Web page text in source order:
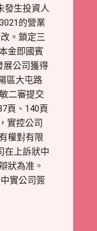
發生投資人
的營業
。鎖定三
金即國賓
展公司獲得
區大屯路
二審提交
頁、140頁
實控公司
權對有限
在上訴狀中
狀為准。
實公司簽